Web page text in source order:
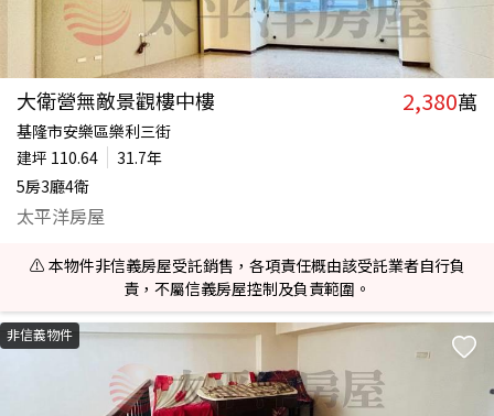
大衛營無敵景觀樓中樓 2,380萬
基隆市安樂區樂利三街
建坪 110.64
31.7年
5房3廳4衛
太平洋房屋
⚠️ 本物件非信義房屋受託銷售，各項責任概由該受託業者自行負
責，不屬信義房屋控制及負責範圍。
非信義物件